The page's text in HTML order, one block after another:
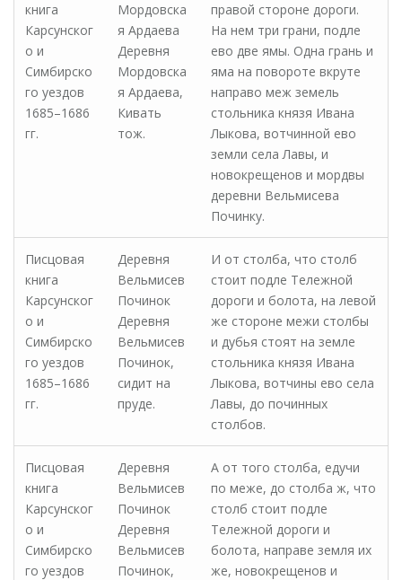
книга
Карсунског
о и
Симбирско
го уездов
1685–1686
гг.
Мордовска
я Ардаева
Деревня
Мордовска
я Ардаева,
Кивать
тож.
правой стороне дороги.
На нем три грани, подле
ево две ямы. Одна грань и
яма на повороте вкруте
направо меж земель
стольника князя Ивана
Лыкова, вотчинной ево
земли села Лавы, и
новокрещенов и мордвы
деревни Вельмисева
Починку.
Писцовая
книга
Карсунског
о и
Симбирско
го уездов
1685–1686
гг.
Деревня
Вельмисев
Починок
Деревня
Вельмисев
Починок,
сидит на
пруде.
И от столба, что столб
стоит подле Тележной
дороги и болота, на левой
же стороне межи столбы
и дубья стоят на земле
стольника князя Ивана
Лыкова, вотчины ево села
Лавы, до починных
столбов.
Писцовая
книга
Карсунског
о и
Симбирско
го уездов
Деревня
Вельмисев
Починок
Деревня
Вельмисев
Починок,
А от того столба, едучи
по меже, до столба ж, что
столб стоит подле
Тележной дороги и
болота, направе земля их
же, новокрещенов и